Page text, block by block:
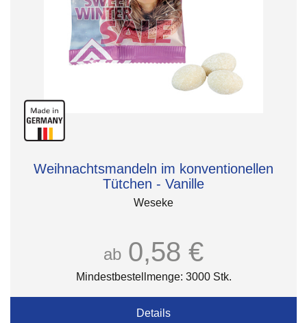
Weihnachtsmandeln im konventionellen
Tütchen - Vanille
Weseke
ab 0,58 €
Mindestbestellmenge: 3000 Stk.
Details